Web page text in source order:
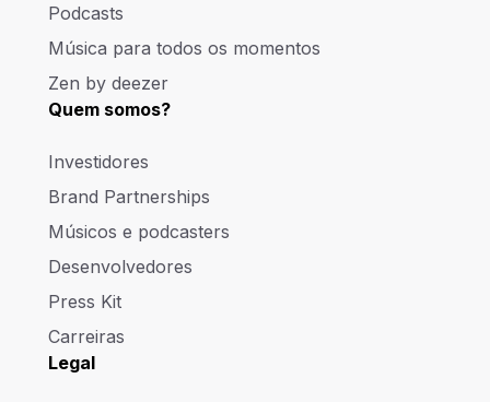
Podcasts
Música para todos os momentos
Zen by deezer
Quem somos?
Investidores
Brand Partnerships
Músicos e podcasters
Desenvolvedores
Press Kit
Carreiras
Legal